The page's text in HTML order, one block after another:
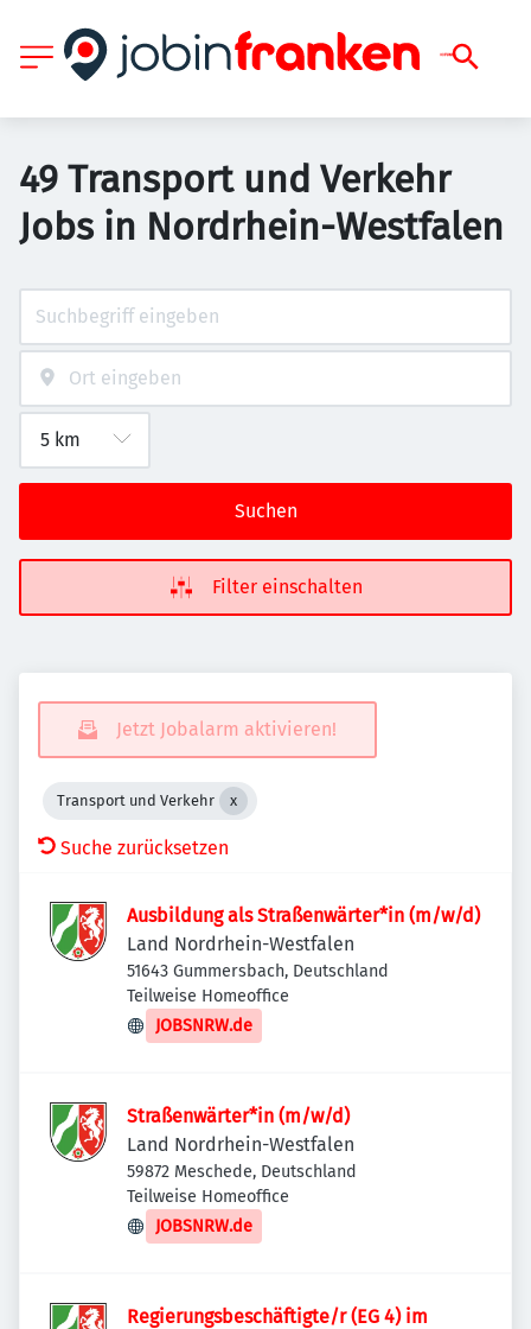
49 Transport und Verkehr
Jobs in Nordrhein-Westfalen
Suchen
Filter einschalten
Jetzt Jobalarm aktivieren!
Transport und Verkehr
Suche zurücksetzen
Ausbildung als Straßenwärter*in (m/w/d)
Land Nordrhein-Westfalen
51643 Gummersbach, Deutschland
Teilweise Homeoffice
JOBSNRW.de
Straßenwärter*in (m/w/d)
Land Nordrhein-Westfalen
59872 Meschede, Deutschland
Teilweise Homeoffice
JOBSNRW.de
Regierungsbeschäftigte/r (EG 4) im